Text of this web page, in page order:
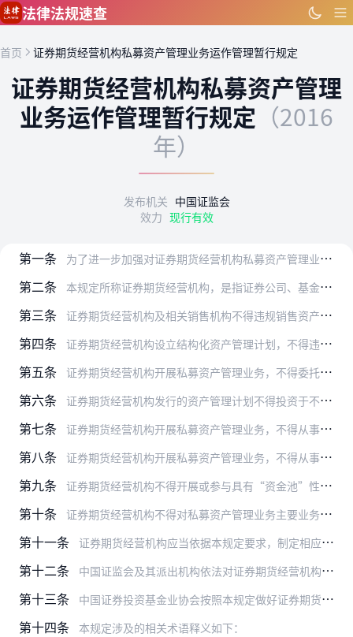
跳到主要内容
法律法规速查
首页 证券期货经营机构私募资产管理业务运作管理暂行规定
证券期货经营机构私募资产管理
业务运作管理暂行规定 （2016
年）
发布机关 中国证监会
效力 现行有效
第一条 为了进一步加强对证券期货经营机构私募资产管理业务的监管，规范市场行为，强化风险管控，根据《证券法》《证券投资基金法》《证券公司监督管理条例》《期货交易管理条例》…
第二条 本规定所称证券期货经营机构，是指证券公司、基金管理公司、期货公司及其依法设立的从事私募资产管理业务的子公司。
第三条 证券期货经营机构及相关销售机构不得违规销售资产管理计划，不得存在不适当宣传、误导欺诈投资者以及以任何方式向投资者承诺本金不受损失或者承诺最低收益等行为，包括但不…
第四条 证券期货经营机构设立结构化资产管理计划，不得违背利益共享、风险共担、风险与收益相匹配的原则，不得存在以下情形：
第五条 证券期货经营机构开展私募资产管理业务，不得委托个人或不符合条件的第三方机构为其提供投资建议，管理人依法应当承担的职责不因委托而免除，不得存在以下情形：
第六条 证券期货经营机构发行的资产管理计划不得投资于不符合国家产业政策、环境保护政策的项目（证券市场投资除外），包括但不限于以下情形：
第七条 证券期货经营机构开展私募资产管理业务，不得从事违法证券期货业务活动或者为违法证券期货业务活动提供交易便利，包括但不限于以下情形：
第八条 证券期货经营机构开展私募资产管理业务，不得从事非公平交易、利益输送、利用未公开信息交易、内幕交易、操纵市场等损害投资者合法权益的行为，不得利用资产管理计划进行商…
第九条 证券期货经营机构不得开展或参与具有“资金池”性质的私募资产管理业务，资产管理计划不得存在以下情形或者投资存在以下情形的其他资产管理产品：
第十条 证券期货经营机构不得对私募资产管理业务主要业务人员及相关管理团队实施过度激励，包括但不限于以下情形：
第十一条 证券期货经营机构应当依据本规定要求，制定相应的内部控制与风险管理制度，严格按照上述规定从事私募资产管理业务活动。
第十二条 中国证监会及其派出机构依法对证券期货经营机构私募资产管理业务实施监督管理。对于违反本规定的，中国证监会及其派出机构可对机构采取监管谈话、出具警示函、责令改正、暂…
第十三条 中国证券投资基金业协会按照本规定做好证券期货经营机构资产管理计划的备案管理与风险监测工作；发现违反本规定的，应当及时报告中国证监会及其派出机构。
第十四条 本规定涉及的相关术语释义如下：